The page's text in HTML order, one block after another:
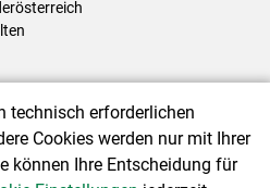
|Barrierefreiheit|
technisch erforderlichen
Cookies werden nur mit Ihrer
können Ihre Entscheidung für